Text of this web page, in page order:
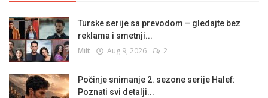
Turske serije sa prevodom – gledajte bez
reklama i smetnji...
Milt Aug 9, 2026 2
Počinje snimanje 2. sezone serije Halef:
Poznati svi detalji...